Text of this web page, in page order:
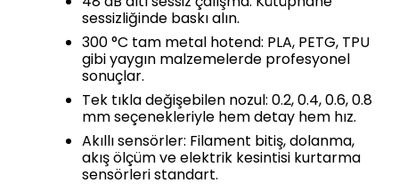
sessizliğinde baskı alın.
300 °C tam metal hotend: PLA, PETG, TPU
gibi yaygın malzemelerde profesyonel
sonuçlar.
Tek tıkla değişebilen nozul: 0.2, 0.4, 0.6, 0.8
mm seçenekleriyle hem detay hem hız.
Akıllı sensörler: Filament bitiş, dolanma,
akış ölçüm ve elektrik kesintisi kurtarma
sensörleri standart.